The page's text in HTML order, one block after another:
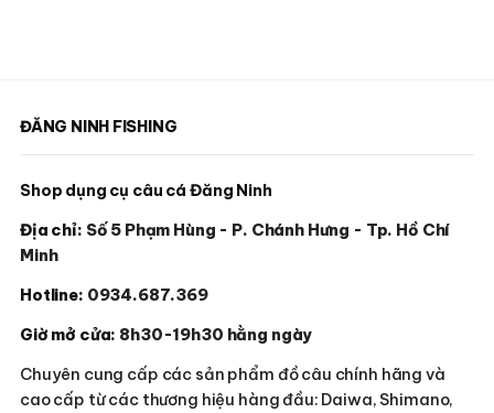
trên
trang
sản
ĐĂNG NINH FISHING
Shop dụng cụ câu cá Đăng Ninh
Địa chỉ: Số 5 Phạm Hùng - P. Chánh Hưng - Tp. Hồ Chí
Minh
Hotline: 0934.687.369
Giờ mở cửa: 8h30-19h30 hằng ngày
Chuyên cung cấp các sản phẩm đồ câu chính hãng và
cao cấp từ các thương hiệu hàng đầu: Daiwa, Shimano,